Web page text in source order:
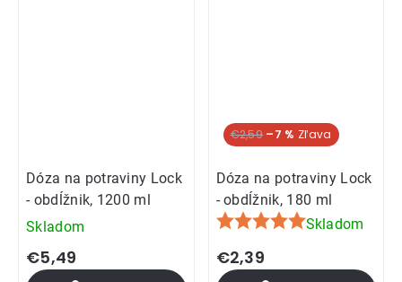
Dóza na potraviny Lock
- obdĺžnik, 1200 ml
Skladom
€5,49
€2,59 –7 %
Dóza na potraviny Lock
- obdĺžnik, 180 ml
Priemerné
hodnotenie
produktu
Skladom
€2,39